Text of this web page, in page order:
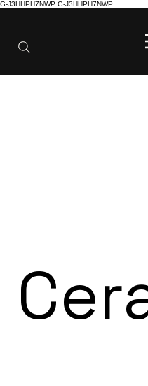
G-J3HHPH7NWP G-J3HHPH7NWP